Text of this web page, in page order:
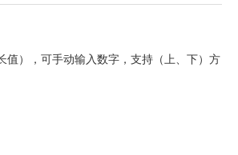
），可手动输入数字，支持（上、下）方